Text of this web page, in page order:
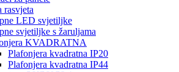
rasvjeta
LED svjetiljke
svjetiljke s žaruljama
KVADRATNA
Plafonjera kvadratna IP20
Plafonjera kvadratna IP44